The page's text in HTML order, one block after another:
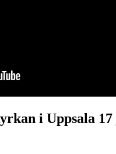
i Uppsala